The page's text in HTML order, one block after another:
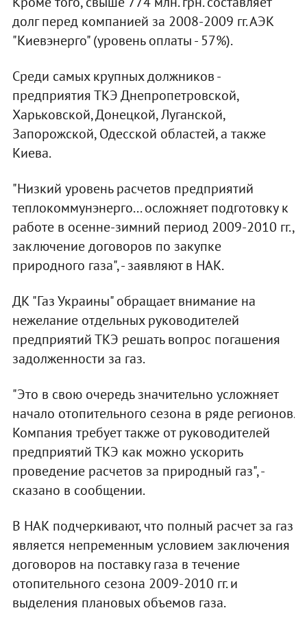
долг перед компанией за 2008-2009 гг. АЭК
"Киевэнерго" (уровень оплаты - 57%).
Среди самых крупных должников -
предприятия ТКЭ Днепропетровской,
Харьковской, Донецкой, Луганской,
Запорожской, Одесской областей, а также
Киева.
"Низкий уровень расчетов предприятий
теплокоммунэнерго... осложняет подготовку к
работе в осенне-зимний период 2009-2010 гг.,
заключение договоров по закупке
природного газа", - заявляют в НАК.
ДК "Газ Украины" обращает внимание на
нежелание отдельных руководителей
предприятий ТКЭ решать вопрос погашения
задолженности за газ.
"Это в свою очередь значительно усложняет
начало отопительного сезона в ряде регионов.
Компания требует также от руководителей
предприятий ТКЭ как можно ускорить
проведение расчетов за природный газ", -
сказано в сообщении.
В НАК подчеркивают, что полный расчет за газ
является непременным условием заключения
договоров на поставку газа в течение
отопительного сезона 2009-2010 гг. и
выделения плановых объемов газа.